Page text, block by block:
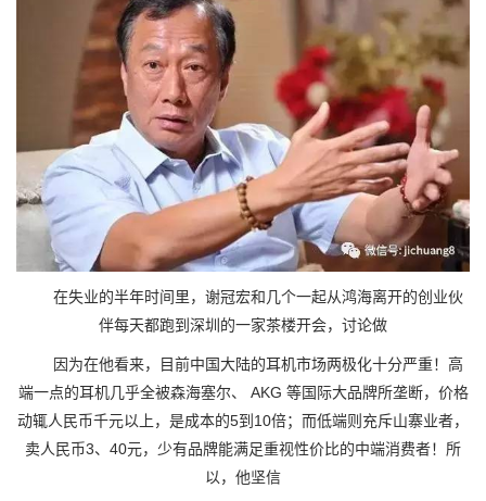
在失业的半年时间里，谢冠宏和几个一起从鸿海离开的创业伙
伴每天都跑到深圳的一家茶楼开会，讨论做
因为在他看来，目前中国大陆的耳机市场两极化十分严重！高
端一点的耳机几乎全被森海塞尔、 AKG 等国际大品牌所垄断，价格
动辄人民币千元以上，是成本的5到10倍；而低端则充斥山寨业者，
卖人民币3、40元，少有品牌能满足重视性价比的中端消费者！所
以，他坚信